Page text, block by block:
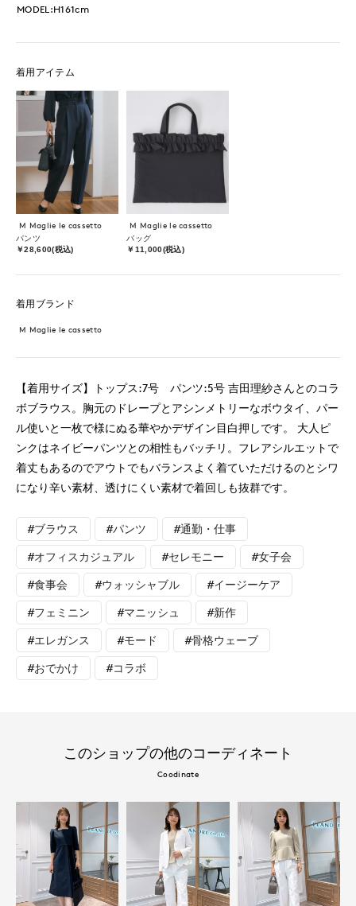
MODEL:H161cm
着用アイテム
M Maglie le cassetto
パンツ
￥28,600(税込)
M Maglie le cassetto
バッグ
￥11,000(税込)
着用ブランド
M Maglie le cassetto
【着用サイズ】トップス:7号 パンツ:5号 吉田理紗さんとのコラ
ボブラウス。胸元のドレープとアシンメトリーなボウタイ、パー
ル使いと一枚で様にぬる華やかデザイン目白押しです。 大人ピ
ンクはネイビーパンツとの相性もバッチリ。フレアシルエットで
着丈もあるのでアウトでもバランスよく着ていただけるのとシワ
になり辛い素材、透けにくい素材で着回しも抜群です。
#ブラウス #パンツ #通勤・仕事
#オフィスカジュアル #セレモニー #女子会
#食事会 #ウォッシャブル #イージーケア
#フェミニン #マニッシュ #新作
#エレガンス #モード #骨格ウェーブ
#おでかけ #コラボ
このショップの他のコーディネート
Coodinate